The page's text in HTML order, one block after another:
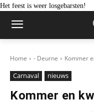
Het feest is weer losgebarsten!
Home - Deurne Kommer
Carnaval nieuws
Kommer en